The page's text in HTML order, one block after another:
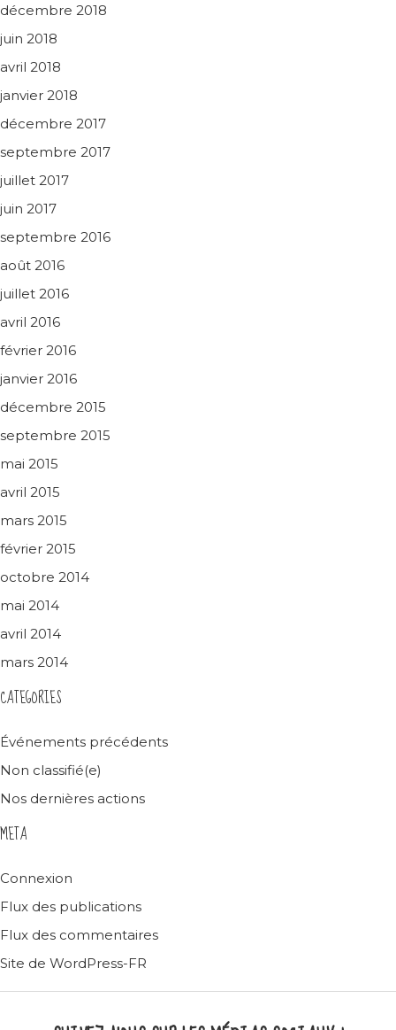
décembre 2018
juin 2018
avril 2018
janvier 2018
décembre 2017
septembre 2017
juillet 2017
juin 2017
septembre 2016
août 2016
juillet 2016
avril 2016
février 2016
janvier 2016
décembre 2015
septembre 2015
mai 2015
avril 2015
mars 2015
février 2015
octobre 2014
mai 2014
avril 2014
mars 2014
CATEGORIES
Événements précédents
Non classifié(e)
Nos dernières actions
META
Connexion
Flux des publications
Flux des commentaires
Site de WordPress-FR